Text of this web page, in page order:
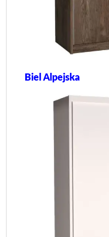
Biel Alpejska